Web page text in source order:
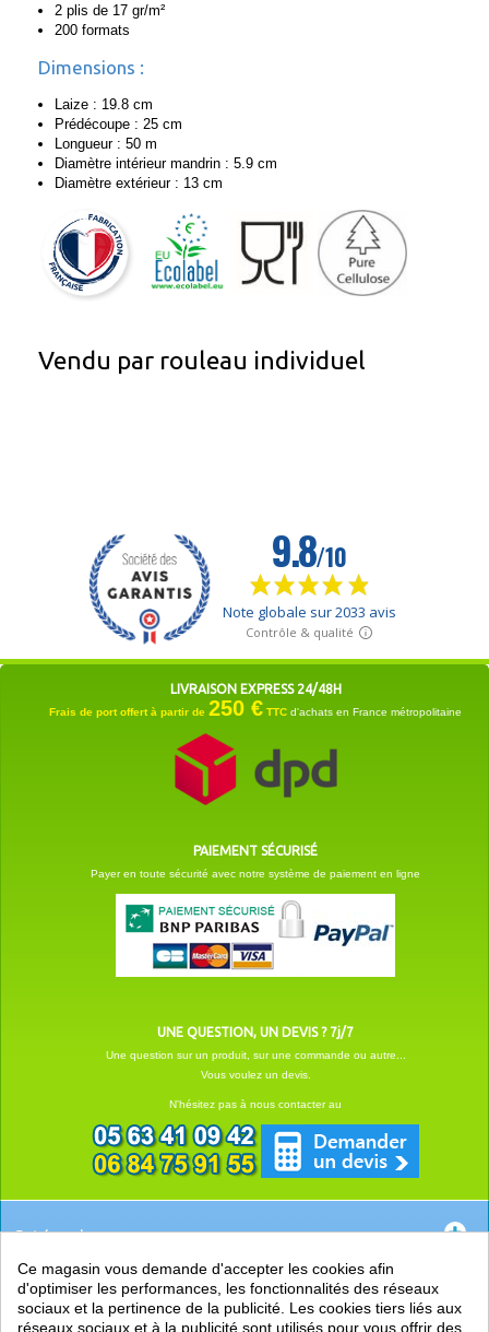
2 plis de 17 gr/m²
200 formats
Dimensions :
Laize : 19.8 cm
Prédécoupe : 25 cm
Longueur : 50 m
Diamètre intérieur mandrin : 5.9 cm
Diamètre extérieur : 13 cm
Vendu par rouleau individuel
LIVRAISON EXPRESS 24/48H
Frais de port offert à partir de 250 € TTC d'achats en France métropolitaine
PAIEMENT SÉCURISÉ
Payer en toute sécurité avec notre système de paiement en ligne
UNE QUESTION, UN DEVIS ? 7j/7
Une question sur un produit, sur une commande ou autre...
Vous voulez un devis.
N'hésitez pas à nous contacter au
Catégories
EN SAVOIR +
PRATIQUE
Ce magasin vous demande d'accepter les cookies afin
d'optimiser les performances, les fonctionnalités des réseaux
sociaux et la pertinence de la publicité. Les cookies tiers liés aux
réseaux sociaux et à la publicité sont utilisés pour vous offrir des